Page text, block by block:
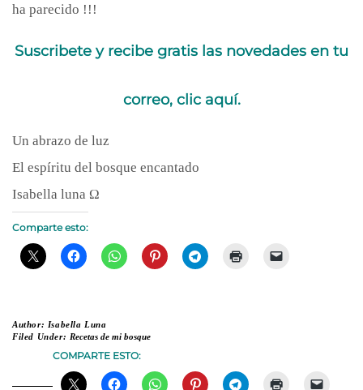
ha parecido !!!
Suscribete y recibe gratis las novedades en tu
correo, clic aquí.
Un abrazo de luz
El espíritu del bosque encantado
Isabella luna Ω
Comparte esto:
Author: Isabella Luna
Filed Under: Recetas de mi bosque
COMPARTE ESTO: